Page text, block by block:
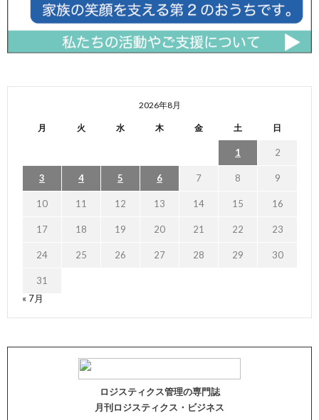
2026年8月
月 火 水 木 金 土 日
1 2
3 4 5 6 7 8 9
10 11 12 13 14 15 16
17 18 19 20 21 22 23
24 25 26 27 28 29 30
31
« 7月
ロジスティクス管理の専門誌
月刊ロジスティクス・ビジネス